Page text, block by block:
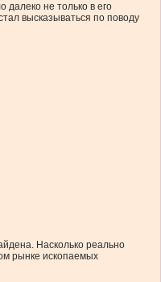
не только в его
высказываться по поводу
Насколько реально
рынке ископаемых